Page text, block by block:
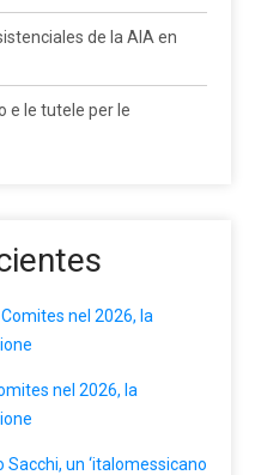
de la AIA en
e le tutele per le
nel 2026, la
nel 2026, la
un ‘italomessicano